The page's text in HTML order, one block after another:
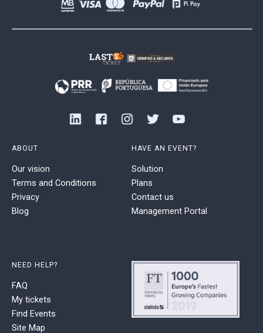
ABOUT
Our vision
Terms and Conditions
Privacy
Blog
HAVE AN EVENT?
Solution
Plans
Contact us
Management Portal
NEED HELP?
FAQ
My tickets
Find Events
Site Map